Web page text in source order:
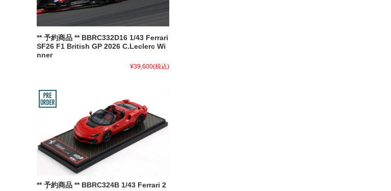
** 予約商品 ** BBRC332D16 1/43 Ferrari
SF26 F1 British GP 2026 C.Leclerc Wi
nner
¥39,600(税込)
** 予約商品 ** BBRC324B 1/43 Ferrari 2